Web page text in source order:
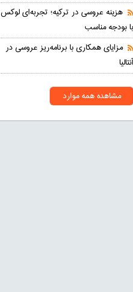
هزینه عروسی در ترکیه؛ تجربه‌ای لوکس
با بودجه مناسب
مزایای همکاری با برنامه‌ریز عروسی در
آنتالیا
مشاهده همه موارد